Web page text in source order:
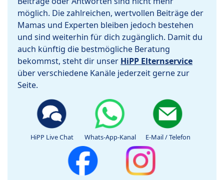
möglich. Die zahlreichen, wertvollen Beiträge der
Mamas und Experten bleiben jedoch bestehen
und sind weiterhin für dich zugänglich. Damit du
auch künftig die bestmögliche Beratung
bekommst, steht dir unser HiPP Elternservice
über verschiedene Kanäle jederzeit gerne zur
Seite.
HiPP Live Chat Whats-App-Kanal E-Mail / Telefon